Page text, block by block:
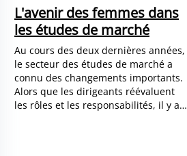
L'avenir des femmes dans
les études de marché
Au cours des deux dernières années,
le secteur des études de marché a
connu des changements importants.
Alors que les dirigeants réévaluent
les rôles et les responsabilités, il y a…